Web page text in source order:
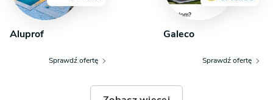
Aluprof
Sprawdź ofertę
Galeco
Sprawdź ofertę